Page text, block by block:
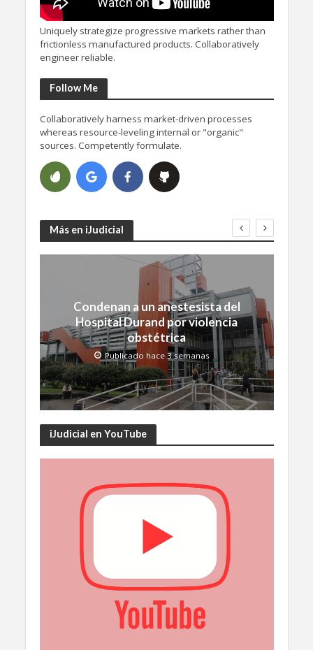
Uniquely strategize progressive markets rather than
frictionless manufactured products. Collaboratively
engineer reliable.
Follow Me
Collaboratively harness market-driven processes
whereas resource-leveling internal or "organic"
sources. Competently formulate.
Más en iJudicial
Condenan a un anestesista del
Hospital Durand por violencia
obstétrica
Publicado hace 3 semanas
iJudicial en YouTube